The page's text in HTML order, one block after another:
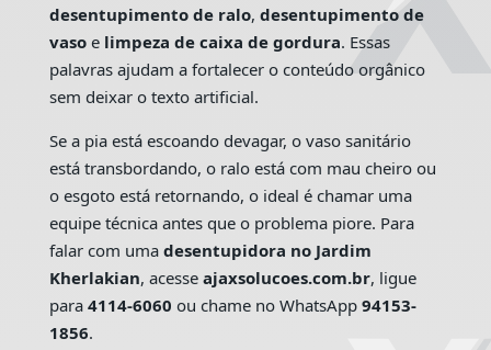
desentupimento de ralo, desentupimento de
vasoe limpeza de caixa de gordura. Essas
palavras ajudam a fortalecer o conteúdo orgânico
sem deixar o texto artificial.
Se a pia está escoando devagar, o vaso sanitário
está transbordando, o ralo está com mau cheiro ou
o esgoto está retornando, o ideal é chamar uma
equipe técnica antes que o problema piore. Para
falar com uma desentupidora no Jardim
Kherlakian, acesse ajaxsolucoes.com.br, ligue
para 4114-6060 ou chame no WhatsApp 94153-
1856.